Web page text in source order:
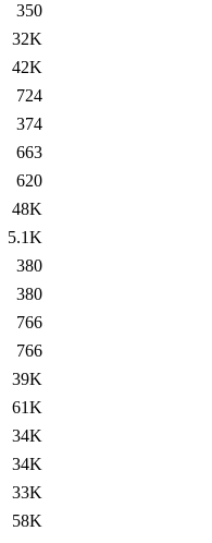
350
32K
42K
724
374
663
620
48K
5.1K
380
380
766
766
39K
61K
34K
34K
33K
58K